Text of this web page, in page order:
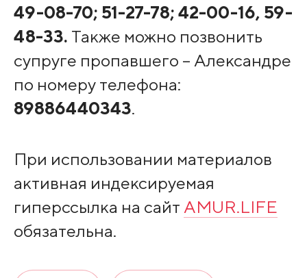
49-08-70; 51-27-78; 42-00-16, 59-
48-33. Также можно позвонить
супруге пропавшего – Александре
по номеру телефона:
89886440343.
При использовании материалов
активная индексируемая
гиперссылка на сайт AMUR.LIFE
обязательна.